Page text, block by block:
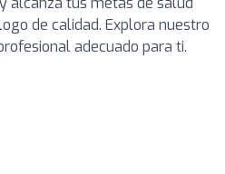
de calidad. Explora nuestro
adecuado para ti.